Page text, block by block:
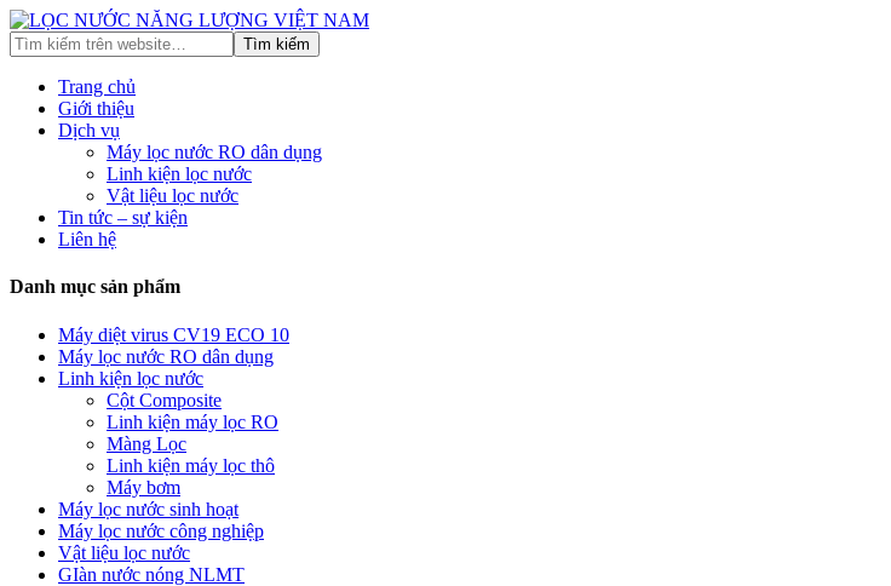
Trang chủ
Giới thiệu
Dịch vụ
Máy lọc nước RO dân dụng
Linh kiện lọc nước
Vật liệu lọc nước
Tin tức – sự kiện
Liên hệ
Danh mục sản phẩm
Máy diệt virus CV19 ECO 10
Máy lọc nước RO dân dụng
Linh kiện lọc nước
Cột Composite
Linh kiện máy lọc RO
Màng Lọc
Linh kiện máy lọc thô
Máy bơm
Máy lọc nước sinh hoạt
Máy lọc nước công nghiệp
Vật liệu lọc nước
GIàn nước nóng NLMT